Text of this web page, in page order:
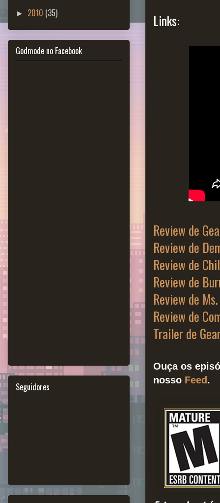
Links:
Review de
Review de
Review de
Review de
Review de
Review de
Trailer de
Ouça os
nosso Feed.
► 2010 (35)
Godmode no Facebook
Seguidores